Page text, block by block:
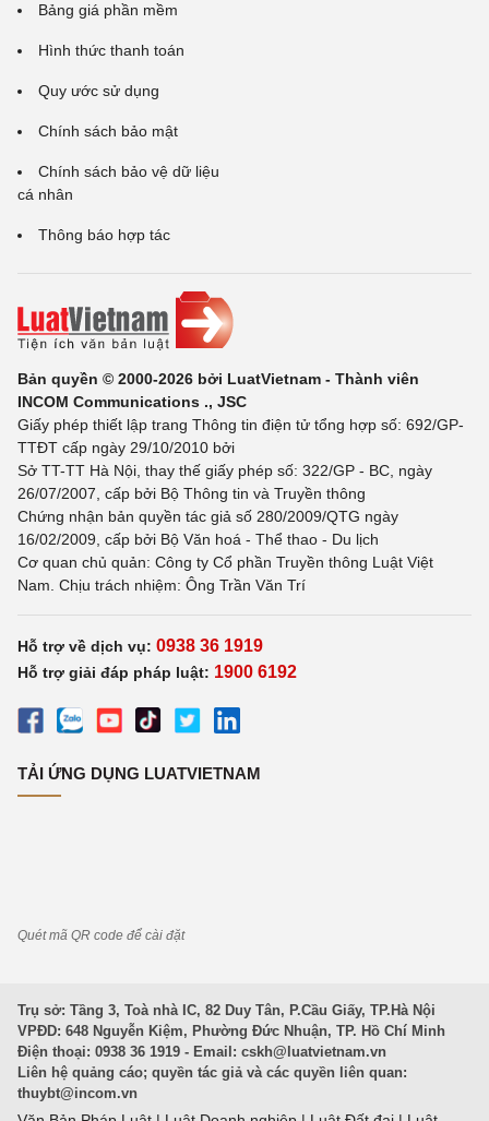
Bảng giá phần mềm
Hình thức thanh toán
Quy ước sử dụng
Chính sách bảo mật
Chính sách bảo vệ dữ liệu
cá nhân
Thông báo hợp tác
Bản quyền © 2000-2026 bởi LuatVietnam - Thành viên
INCOM Communications ., JSC
Giấy phép thiết lập trang Thông tin điện tử tổng hợp số: 692/GP-
TTĐT cấp ngày 29/10/2010 bởi
Sở TT-TT Hà Nội, thay thế giấy phép số: 322/GP - BC, ngày
26/07/2007, cấp bởi Bộ Thông tin và Truyền thông
Chứng nhận bản quyền tác giả số 280/2009/QTG ngày
16/02/2009, cấp bởi Bộ Văn hoá - Thể thao - Du lịch
Cơ quan chủ quản: Công ty Cổ phần Truyền thông Luật Việt
Nam. Chịu trách nhiệm: Ông Trần Văn Trí
Hỗ trợ về dịch vụ: 0938 36 1919
Hỗ trợ giải đáp pháp luật: 1900 6192
TẢI ỨNG DỤNG LUATVIETNAM
Quét mã QR code để cài đặt
Trụ sở: Tầng 3, Toà nhà IC, 82 Duy Tân, P.Cầu Giấy, TP.Hà Nội
VPĐD: 648 Nguyễn Kiệm, Phường Đức Nhuận, TP. Hồ Chí Minh
Điện thoại: 0938 36 1919 - Email: cskh@luatvietnam.vn
Liên hệ quảng cáo; quyền tác giả và các quyền liên quan:
thuybt@incom.vn